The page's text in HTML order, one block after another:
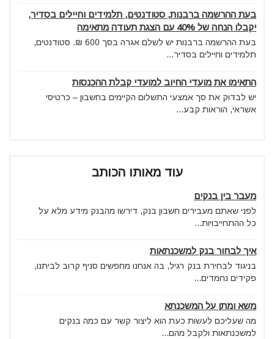
בעת ההרשמה ברבנות, סטודנטים, תלמידים וחיילים בסדיר,
יקבלו הנחה של 40% עם הצגת תעודה מתאימה
בעת ההרשמה ברבנות יש לשלם אגרה בסך 600 ₪. סטודנטים,
תלמידים וחיילים בסדיר...
התאימו את מועדי החיוב למועדי קבלת ההכנסות
יש לבדוק את סך אמצעי התשלום הקיימים בחשבון – כרטיסי
אשראי, הוראות קבע...
עוד מאותו הכותב
מעבר בין בנקים
לפני שאתם מעבירים חשבון בנק, דירשו מהבנק מידע מלא על
כל ההתחייבויות...
איך לבחור בנק למשכנתאות
בניגוד לבחירת בנק רגיל, בה אנחנו מחפשים סניף קרוב לביתנו,
פקידים נחמדים...
משא ומתן על המשכנתא
מה שעליכם לעשות כעת הוא ליצור קשר עם כמה בנקים
למשכנתאות ולקבל מהם...